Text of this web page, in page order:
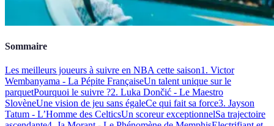
Sommaire
Les meilleurs joueurs à suivre en NBA cette saison1. Victor
Wembanyama - La Pépite FrançaiseUn talent unique sur le
parquetPourquoi le suivre ?2. Luka Dončić - Le Maestro
SlovèneUne vision de jeu sans égaleCe qui fait sa force3. Jayson
Tatum - L’Homme des CelticsUn scoreur exceptionnelSa trajectoire